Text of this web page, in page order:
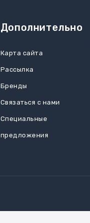
Дополнительно
Карта сайта
Рассылка
Бренды
Связаться с нами
Специальные
предложения